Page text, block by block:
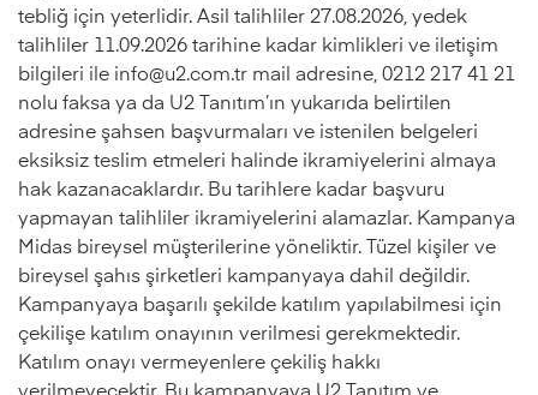
tebliğ için yeterlidir. Asil talihliler 27.08.2026, yedek
talihliler 11.09.2026 tarihine kadar kimlikleri ve iletişim
bilgileri ile info@u2.com.tr mail adresine, 0212 217 41 21
nolu faksa ya da U2 Tanıtım’ın yukarıda belirtilen
adresine şahsen başvurmaları ve istenilen belgeleri
eksiksiz teslim etmeleri halinde ikramiyelerini almaya
hak kazanacaklardır. Bu tarihlere kadar başvuru
yapmayan talihliler ikramiyelerini alamazlar. Kampanya
Midas bireysel müşterilerine yöneliktir. Tüzel kişiler ve
bireysel şahıs şirketleri kampanyaya dahil değildir.
Kampanyaya başarılı şekilde katılım yapılabilmesi için
çekilişe katılım onayının verilmesi gerekmektedir.
Katılım onayı vermeyenlere çekiliş hakkı
verilmeyecektir. Bu kampanyaya U2 Tanıtım ve